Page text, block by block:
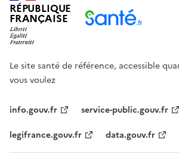
RÉPUBLIQUE
FRANÇAISE
Le site santé de référence, accessible
vous voulez
info.gouv.fr
service-public.gouv.fr
legifrance.gouv.fr
data.gouv.fr